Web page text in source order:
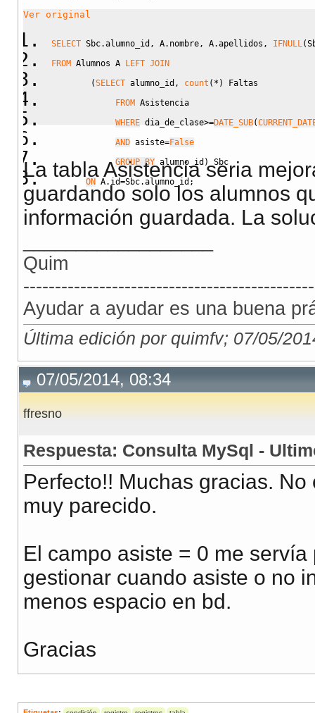
Ver original
SELECT Sbc.alumno_id , A.nombre, A.apellidos , IFNULL(
FROM Alumnos A LEFT JOIN
(SELECT alumno_id , count ( * )
Faltas
FROM Asistencia
WHERE dia_de_clase>=DATE_SUB(
AND asiste=False
GROUP BY alumno_id )
Sbc
ON A.id=Sbc.alumno_id ;
La tabla Asistencia seria
guardando solo los alumnos
información guardada. La
Quim
Ayudar a ayudar es una buena
Última edición por quimfv; 07/05/
07/05/2014, 08:34
ffresno
Respuesta: Consulta MySql -
Perfecto!! Muchas gracias.
muy parecido.
El campo asiste = 0 me
gestionar cuando asiste o no
menos espacio en bd.
Gracias